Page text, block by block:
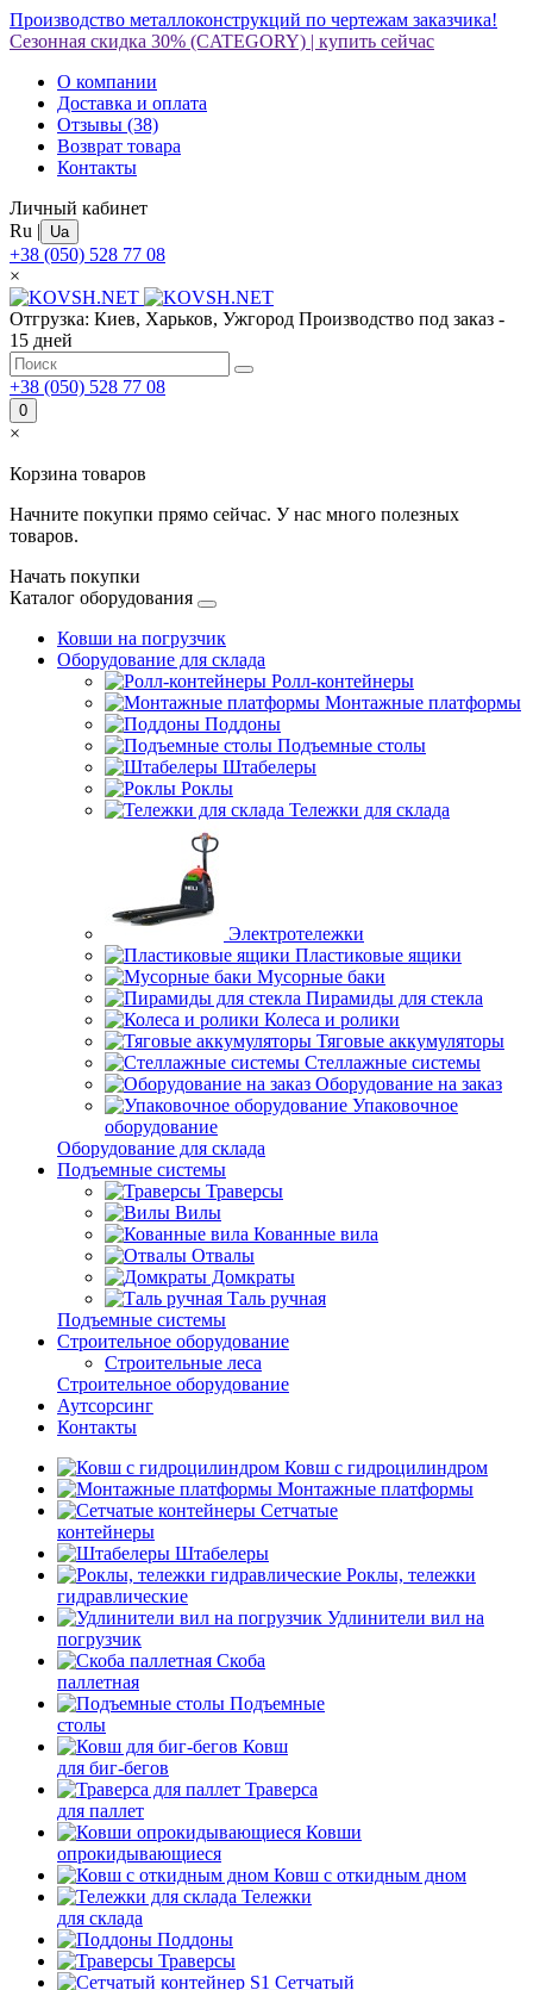
Производство металлоконструкций по чертежам заказчика!
Сезонная скидка 30% (CATEGORY) | купить сейчас
О компании
Доставка и оплата
Отзывы (38)
Возврат товара
Контакты
Личный кабинет
Ru | Ua
+38 (050) 528 77 08
×
Отгрузка: Киев, Харьков, Ужгород Производство под заказ -
15 дней
+38 (050) 528 77 08
0
×
Корзина товаров
Начните покупки прямо сейчас. У нас много полезных
товаров.
Начать покупки
Каталог оборудования
Ковши на погрузчик
Оборудование для склада
Ролл-контейнеры
Монтажные платформы
Поддоны
Подъемные столы
Штабелеры
Роклы
Тележки для склада
Электротележки
Пластиковые ящики
Мусорные баки
Пирамиды для стекла
Колеса и ролики
Тяговые аккумуляторы
Стеллажные системы
Оборудование на заказ
Упаковочное
оборудование
Оборудование для склада
Подъемные системы
Траверсы
Вилы
Кованные вила
Отвалы
Домкраты
Таль ручная
Подъемные системы
Строительное оборудование
Строительные леса
Строительное оборудование
Аутсорсинг
Контакты
Ковш с гидроцилиндром
Монтажные платформы
Сетчатые
контейнеры
Штабелеры
Роклы, тележки
гидравлические
Удлинители вил на
погрузчик
Скоба
паллетная
Подъемные
столы
Ковш
для биг-бегов
Траверса
для паллет
Ковши
опрокидывающиеся
Ковш с откидным дном
Тележки
для склада
Поддоны
Траверсы
Сетчатый